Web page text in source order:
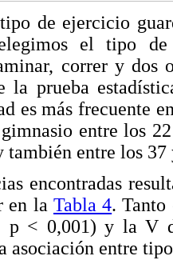
de ejercicio
el tipo de
correr y
la prueba
es más frecuente
entre los
también entre los
encontradas
en la Tabla 4. Tanto
p < 0,001) y la V
asociación entre